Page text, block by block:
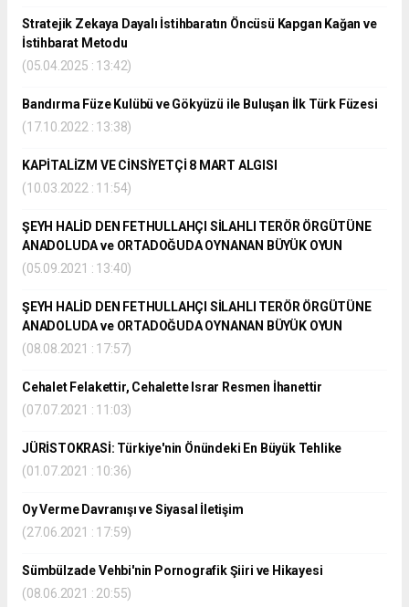
Stratejik Zekaya Dayalı İstihbaratın Öncüsü Kapgan Kağan ve
İstihbarat Metodu
(05.04.2025 : 13:42)
Bandırma Füze Kulübü ve Gökyüzü ile Buluşan İlk Türk Füzesi
(17.10.2022 : 13:38)
KAPİTALİZM VE CİNSİYETÇİ 8 MART ALGISI
(10.03.2022 : 11:54)
ŞEYH HALİD DEN FETHULLAHÇI SİLAHLI TERÖR ÖRGÜTÜNE
ANADOLUDA ve ORTADOĞUDA OYNANAN BÜYÜK OYUN
(05.09.2021 : 13:40)
ŞEYH HALİD DEN FETHULLAHÇI SİLAHLI TERÖR ÖRGÜTÜNE
ANADOLUDA ve ORTADOĞUDA OYNANAN BÜYÜK OYUN
(08.08.2021 : 17:57)
Cehalet Felakettir, Cehalette Israr Resmen İhanettir
(07.07.2021 : 11:03)
JÜRİSTOKRASİ: Türkiye'nin Önündeki En Büyük Tehlike
(01.07.2021 : 10:36)
Oy Verme Davranışı ve Siyasal İletişim
(27.06.2021 : 17:59)
Sümbülzade Vehbi'nin Pornografik Şiiri ve Hikayesi
(08.06.2021 : 20:55)